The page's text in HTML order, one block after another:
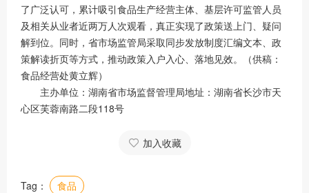
了广泛认可，累计吸引食品生产经营主体、基层许可监管人员
及相关从业者近两万人次观看，真正实现了政策送上门、疑问
解到位。同时，省市场监管局采取同步发放制度汇编文本、政
策解读折页等方式，推动政策入户入心、落地见效。（供稿：
食品经营处黄立辉）
主办单位：湖南省市场监督管理局地址：湖南省长沙市天
心区芙蓉南路二段118号
加入收藏
Tag： 食品